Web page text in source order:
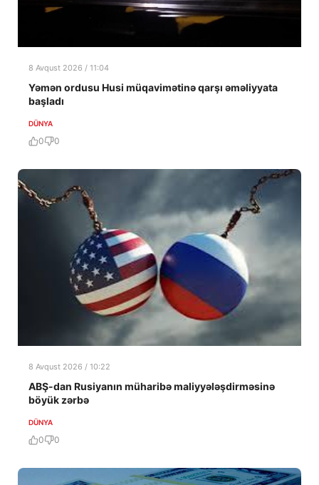
8 Avqust 2026 / 11:04
Yəmən ordusu Husi müqavimətinə qarşı əməliyyata
başladı
DÜNYA
0 0
8 Avqust 2026 / 10:22
ABŞ-dan Rusiyanın müharibə maliyyələşdirməsinə
böyük zərbə
DÜNYA
0 0